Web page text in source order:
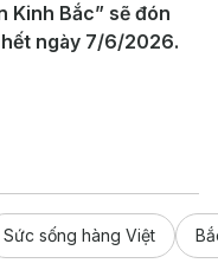
Kinh Bắc” sẽ đón
ngày 7/6/2026.
Sức sống hàng Việt